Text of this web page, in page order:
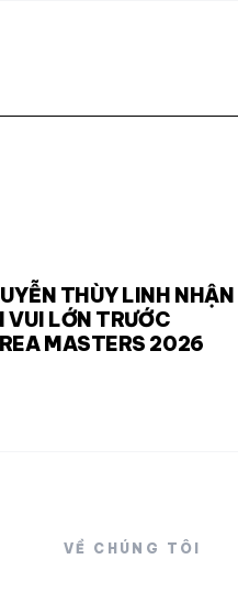
THÙY LINH NHẬN
VUI LỚN TRƯỚC
MASTERS 2026
VỀ CHÚNG TÔI